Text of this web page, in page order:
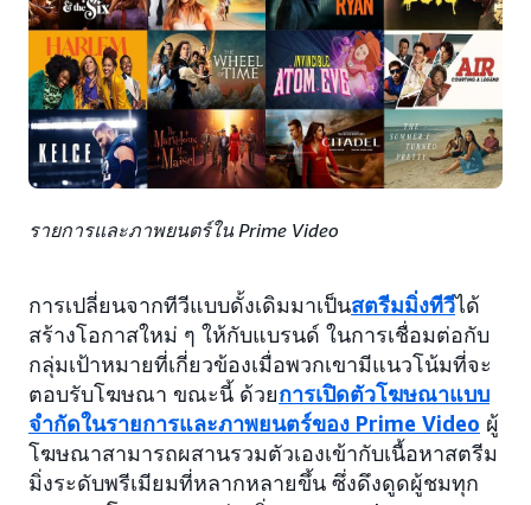
รายการและภาพยนตร์ใน Prime Video
การเปลี่ยนจากทีวีแบบดั้งเดิมมาเป็นสตรีมมิ่งทีวีได้
สร้างโอกาสใหม่ ๆ ให้กับแบรนด์ ในการเชื่อมต่อกับ
กลุ่มเป้าหมายที่เกี่ยวข้องเมื่อพวกเขามีแนวโน้มที่จะ
ตอบรับโฆษณา ขณะนี้ ด้วยการเปิดตัวโฆษณาแบบ
จำกัดในรายการและภาพยนตร์ของ Prime Video ผู้
โฆษณาสามารถผสานรวมตัวเองเข้ากับเนื้อหาสตรีม
มิ่งระดับพรีเมียมที่หลากหลายขึ้น ซึ่งดึงดูดผู้ชมทุก